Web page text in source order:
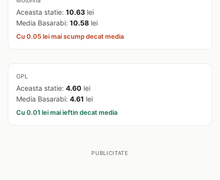
Aceasta statie: 10.63 lei
Media Basarabi: 10.58 lei
Cu 0.05 lei mai scump decat media
GPL
Aceasta statie: 4.60 lei
Media Basarabi: 4.61 lei
Cu 0.01 lei mai ieftin decat media
PUBLICITATE